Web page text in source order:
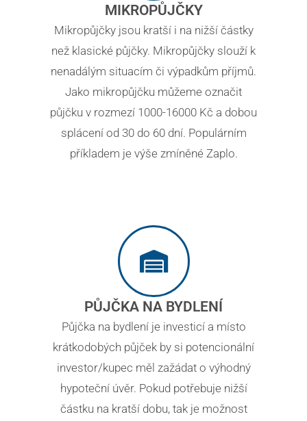
MIKROPŮJČKY
Mikropůjčky jsou kratší i na nižší částky
než klasické půjčky. Mikropůjčky slouží k
nenadálým situacím či výpadkům příjmů.
Jako mikropůjčku můžeme označit
půjčku v rozmezí 1000-16000 Kč a dobou
splácení od 30 do 60 dní. Populárním
příkladem je výše zmíněné Zaplo.
PŮJČKA NA BYDLENÍ
Půjčka na bydlení je investicí a místo
krátkodobých půjček by si potencionální
investor/kupec měl zažádat o výhodný
hypoteční úvěr. Pokud potřebuje nižší
částku na kratší dobu, tak je možnost